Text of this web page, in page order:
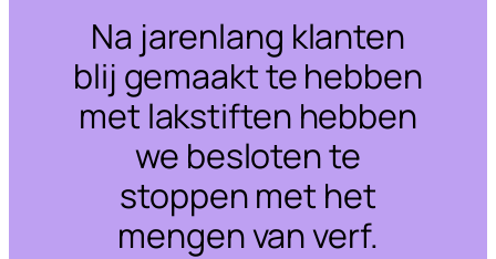
Na jarenlang klanten
blij gemaakt te hebben
met lakstiften hebben
we besloten te
stoppen met het
mengen van verf.